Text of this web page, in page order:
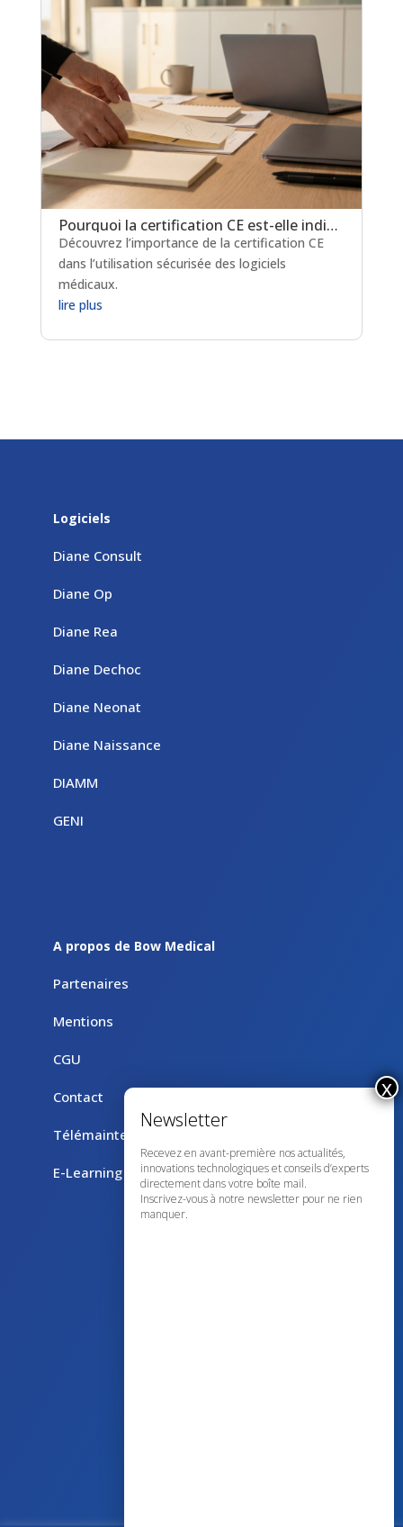
Pourquoi la certification CE est-elle indispensable pour les logiciels de prescription médicamenteuse ?
Découvrez l’importance de la certification CE
dans l’utilisation sécurisée des logiciels
médicaux.
lire plus
Logiciels
Diane Consult
Diane Op
Diane Rea
Diane Dechoc
Diane Neonat
Diane Naissance
DIAMM
GENI
A propos de Bow Medical
Partenaires
Mentions
CGU
Contact
Télémaintenance avec TeamViewer
E-Learning
Recevez en avant-première nos actualités,
innovations technologiques et conseils d’experts
directement dans votre boîte mail.
Inscrivez-vous à notre newsletter pour ne rien
manquer.